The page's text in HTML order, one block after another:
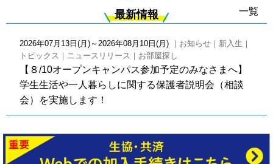
最新情報 一覧
2026年07月13日(月)～2026年08月10日(月)
｜お知らせ｜新入生｜
トピックス｜ニュースリリース｜お部屋探し
【８/10オープンキャンパス参加予定のみなさまへ】
学生生活や一人暮らしに関する保護者説明会（相談
会）を実施します！
【受験生・保護者の方へ】
9/5『保護者のための大学生活入門セミナー 九州・沖
新入生の4人に1人が受講！生協パソコン講座
佐賀大生の先輩が教える iPad活用講座～攻略！デジタルノ
ートテイキング～
新生活用品・自転車の準備
佐賀大学生協・学生におすすめの保障制度のご案内
大学生協食堂とミールカード